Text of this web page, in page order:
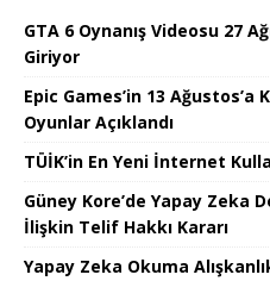
GTA 6 Oynanış Videosu 27
Giriyor
Epic Games’in 13
Oyunlar Açıklandı
TÜİK’in En Yeni İnternet
Güney Kore’de Yapay Zeka
İlişkin Telif Hakkı Kararı
Yapay Zeka Okuma